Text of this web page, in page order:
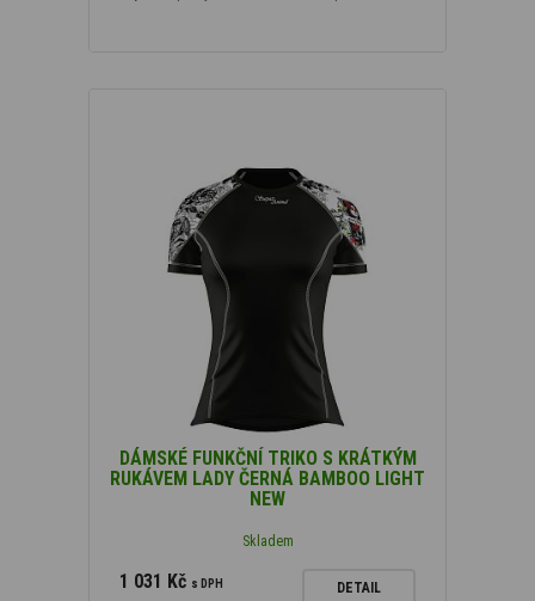
DÁMSKÉ FUNKČNÍ TRIKO S KRÁTKÝM
RUKÁVEM LADY ČERNÁ BAMBOO LIGHT
NEW
Skladem
1 031 Kč s DPH DETAIL